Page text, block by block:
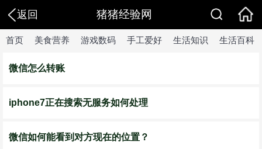
返回 猪猪经验网
首页 美食营养 游戏数码 手工爱好 生活知识 生活百科
微信怎么转账
iphone7正在搜索无服务如何处理
微信如何能看到对方现在的位置？